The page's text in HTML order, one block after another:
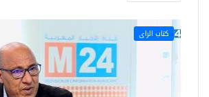
كتاب الراى